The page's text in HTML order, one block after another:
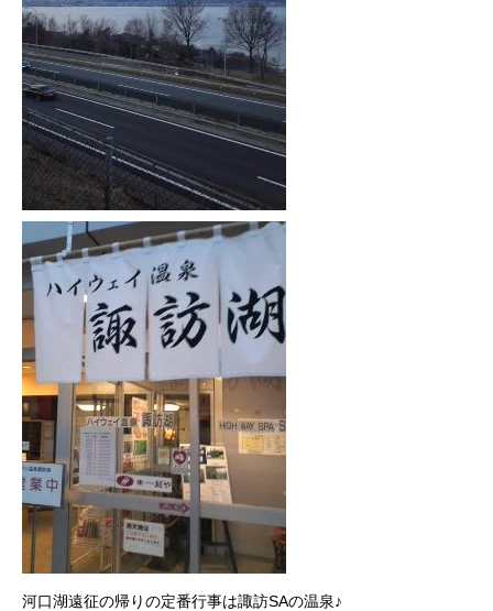
河口湖遠征の帰りの定番行事は諏訪SAの温泉♪